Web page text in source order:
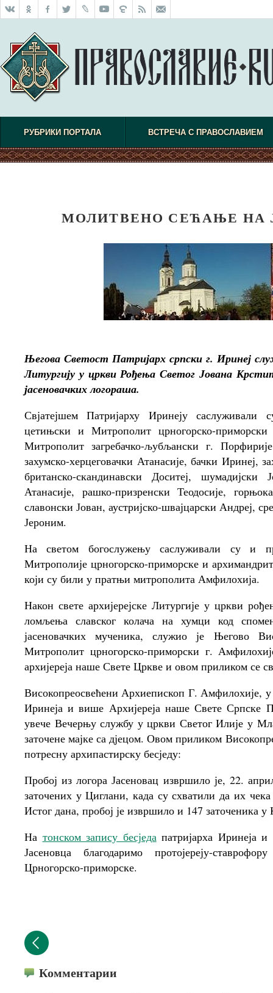
РУБРИКИ ПОРТАЛА ВСТРЕЧА С ПРАВОСЛАВИЕМ
МОЛИТВЕНО СЕЋАЊЕ НА
Његова Светост Патријарх српски г. Иринеј
Литургију у цркви Рођења Светог Јована
јасеновачких логораша.
Свјатејшем Патријарху Иринеју саслуживали
цетињски и Митрополит црногорско-
Митрополит загребачко-љубљански г.
захумско-херцеговачки Атанасије, бачки Иринеј,
британско-скандинавски Доситеј, шумадијски
Атанасије, рашко-призренски Теодосије,
славонски Јован, аустријско-швајцарски Андреј,
Јероним.
На светом богослужењу саслуживали су и
Митрополије црногорско-приморске и
који су били у пратњи митрополита Амфилохија.
Након свете архијерејске Литургије у цркви
ломљења славског колача на хумци код
јасеновачких мученика, служио је Његово
Митрополит црногорско-приморски г.
архијереја наше Свете Цркве и овом приликом се
Високопреосвећени Архиепископ Г. Амфилохије,
Иринеја и више Архијереја наше Свете Српске
увече Вечерњу службу у цркви Светог Илије у
заточене мајке са дјецом. Овом приликом
потресну архипастирску бесједу:
Пробој из логора Јасеновац извршило је, 22.
заточених у Циглани, када су схватили да их
Истог дана, пробој је извршило и 147 заточеника
На тонском запису бесједапатријарха Иринеја
Јасеновца благодаримо протојереју-
Црногорско-приморске.
Комментарии